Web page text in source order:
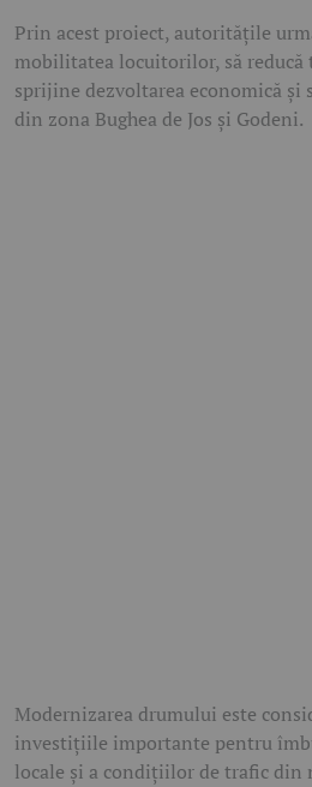
Prin acest proiect, autoritățile
mobilitatea locuitorilor, să reducă
sprijine dezvoltarea economică
din zona Bughea de Jos și Godeni.
Modernizarea drumului este
investițiile importante pentru
locale și a condițiilor de trafic din